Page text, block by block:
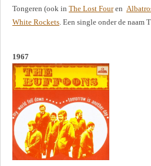
Tongeren (ook in The Lost Fouren
White Rockets. Een single onder de naam
1967